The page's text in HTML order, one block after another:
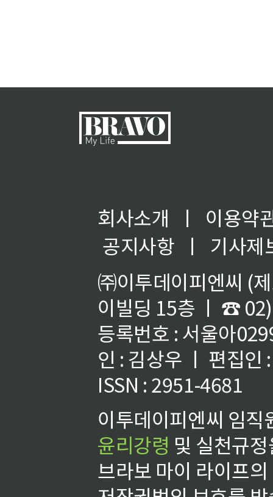
회사소개 ㅣ
이용약
공지사항
ㅣ
기사제
㈜이투데이피엔씨 (
이빌딩 15층 ㅣ ☎
등록번호 : 서울아
인 : 김상우 ㅣ 편집인
ISSN : 2951-4681
이투데이피엔씨 임
윤리강령 및 실천규
브라보 마이 라이프